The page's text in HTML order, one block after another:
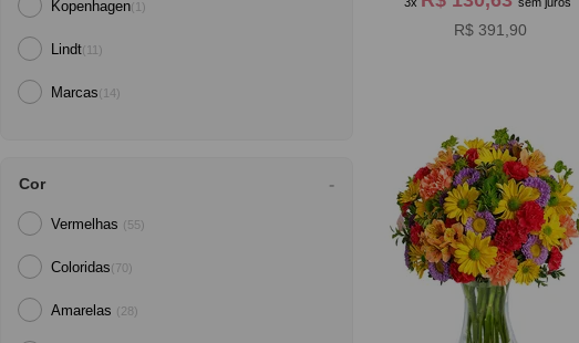
Kopenhagen(1)
Lindt(11)
Marcas(14)
Cor
Vermelhas (55)
Coloridas(70)
Amarelas (28)
R$ 391,90